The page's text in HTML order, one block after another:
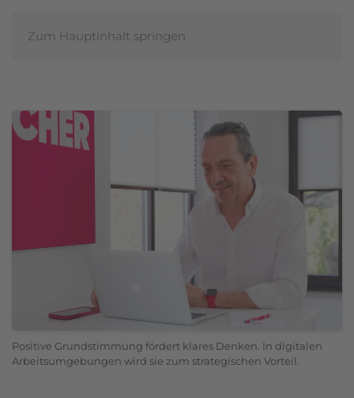
Zum Hauptinhalt springen
ANDREASBLÖCHER
Positive Grundstimmung fördert klares Denken. In digitalen
Arbeitsumgebungen wird sie zum strategischen Vorteil.